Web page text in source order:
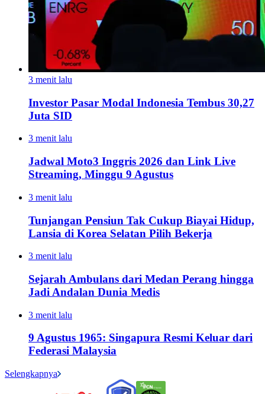
3 menit lalu
Investor Pasar Modal Indonesia Tembus 30,27
Juta SID
3 menit lalu
Jadwal Moto3 Inggris 2026 dan Link Live
Streaming, Minggu 9 Agustus
3 menit lalu
Tunjangan Pensiun Tak Cukup Biayai Hidup,
Lansia di Korea Selatan Pilih Bekerja
3 menit lalu
Sejarah Ambulans dari Medan Perang hingga
Jadi Andalan Dunia Medis
3 menit lalu
9 Agustus 1965: Singapura Resmi Keluar dari
Federasi Malaysia
Selengkapnya